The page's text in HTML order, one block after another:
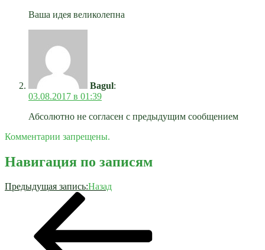
Ваша идея великолепна
Bagul:
03.08.2017 в 01:39
Абсолютно не согласен с предыдущим сообщением
Комментарии запрещены.
Навигация по записям
Предыдущая запись:Назад